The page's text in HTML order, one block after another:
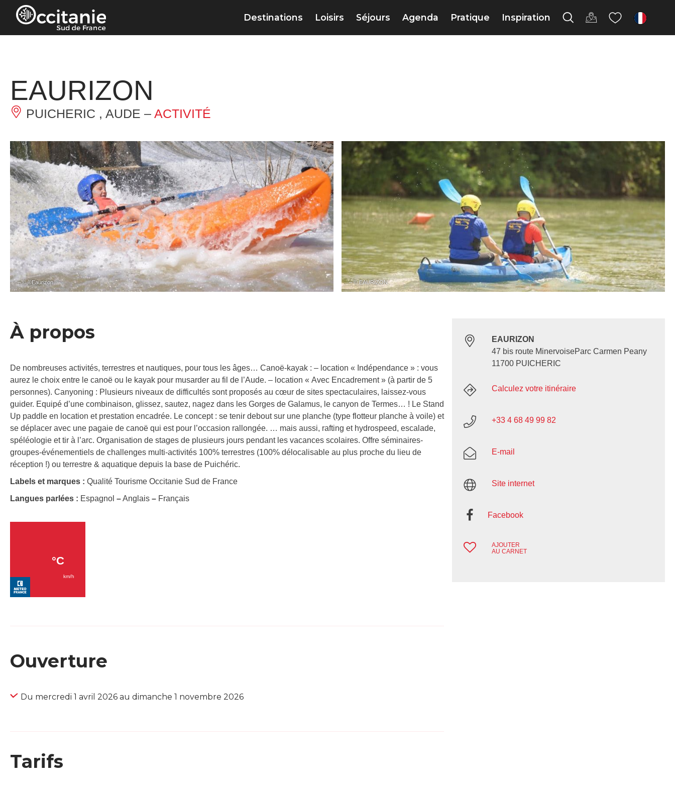
Panneau de gestion des cookies
Destinations Loisirs Séjours Agenda Pratique Inspiration fr
EAURIZON
PUICHERIC , AUDE – ACTIVITÉ
– © ©Eaurizon – © EAURIZON
À propos
De nombreuses activités, terrestres et nautiques, pour tous les âges… Canoë-kayak : – location « Indépendance » : vous
aurez le choix entre le canoë ou le kayak pour musarder au fil de l’Aude. – location « Avec Encadrement » (à partir de 5
personnes). Canyoning : Plusieurs niveaux de difficultés sont proposés au cœur de sites spectaculaires, laissez-vous
guider. Equipé d’une combinaison, glissez, sautez, nagez dans les Gorges de Galamus, le canyon de Termes… ! Le Stand
Up paddle en location et prestation encadrée. Le concept : se tenir debout sur une planche (type flotteur planche à voile) et
se déplacer avec une pagaie de canoë qui est pour l’occasion rallongée. … mais aussi, rafting et hydrospeed, escalade,
spéléologie et tir à l’arc. Organisation de stages de plusieurs jours pendant les vacances scolaires. Offre séminaires-
groupes-événementiels de challenges multi-activités 100% terrestres (100% délocalisable au plus proche du lieu de
réception !) ou terrestre & aquatique depuis la base de Puichéric.
Labels et marques : Qualité Tourisme Occitanie Sud de France
Langues parlées : Espagnol –Anglais – Français
Ouverture
Du mercredi 1 avril 2026 au dimanche 1 novembre 2026
Tarifs
EAURIZON
47 bis route MinervoiseParc Carmen Peany
11700 PUICHERIC
Calculez votre itinéraire
+33 4 68 49 99 82
E-mail
Site internet
Facebook
AJOUTER
AU CARNET